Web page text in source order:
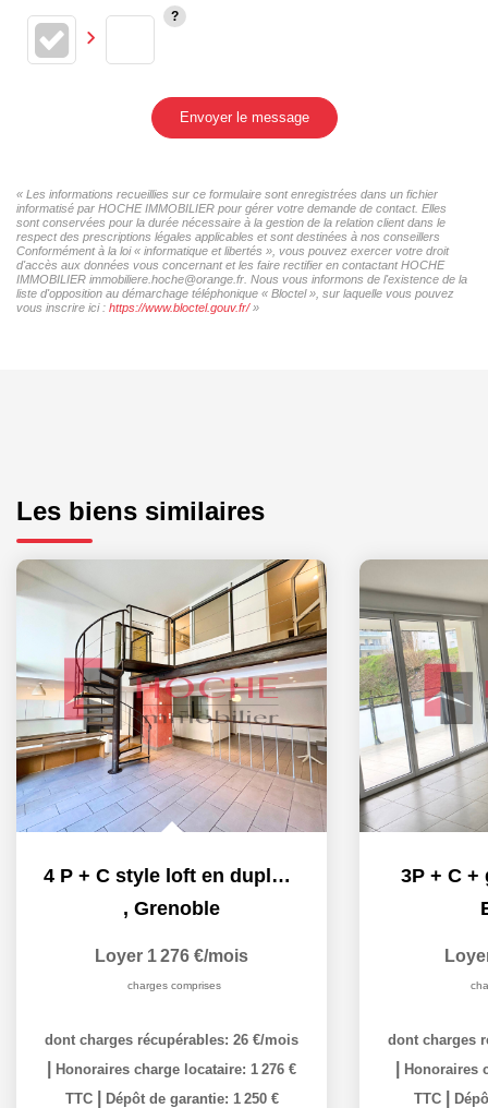
Envoyer le message
« Les informations recueillies sur ce formulaire sont enregistrées dans un fichier
informatisé par HOCHE IMMOBILIER pour gérer votre demande de contact. Elles
sont conservées pour la durée nécessaire à la gestion de la relation client dans le
respect des prescriptions légales applicables et sont destinées à nos conseillers
Conformément à la loi « informatique et libertés », vous pouvez exercer votre droit
d'accès aux données vous concernant et les faire rectifier en contactant HOCHE
IMMOBILIER immobiliere.hoche@orange.fr. Nous vous informons de l'existence de la
liste d'opposition au démarchage téléphonique « Bloctel », sur laquelle vous pouvez
vous inscrire ici : https://www.bloctel.gouv.fr/»
Les biens similaires
4 P + C style loft en duplex - 112 m²
, Grenoble
Loyer 1 276 €/mois
charges comprises
dont charges récupérables: 26 €/mois
Honoraires charge locataire: 1 276 €
TTC
Dépôt de garantie: 1 250 €
3P + C +
dont charges
Honoraires
TTC